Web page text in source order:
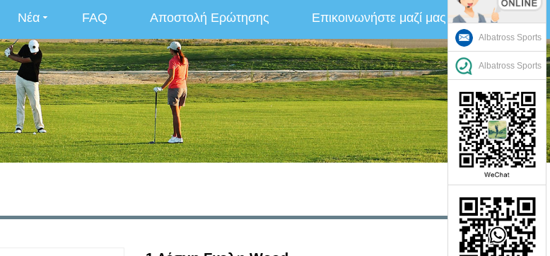
Νέα FAQ Αποστολή Ερώτησης Επικοινωνήστε μαζί μας
Albatross Sports
Albatross Sports